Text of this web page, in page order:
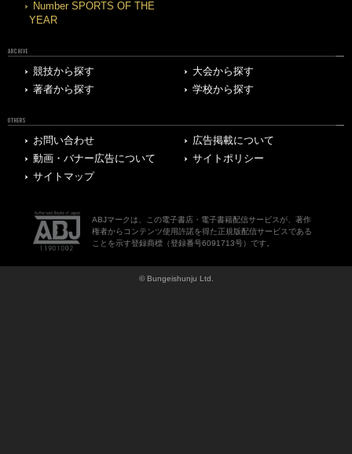
Number SPORTS OF THE
YEAR
ARCHIVE
競技から探す
大会から探す
著者から探す
学校から探す
OTHERS
お問い合わせ
広告掲載について
動画・バナー広告について
サイトポリシー
サイトマップ
ABJマークは、この電子書店・電子書籍配信サービスが、著作
権者からコンテンツ使用許諾を得た正規版配信サービスである
ことを示す登録商標（登録番号6091713号）です。
© Bungeishunju Ltd.